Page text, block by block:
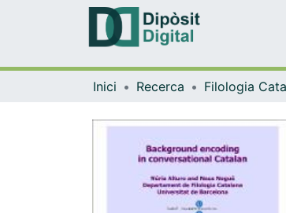
Inici Recerca